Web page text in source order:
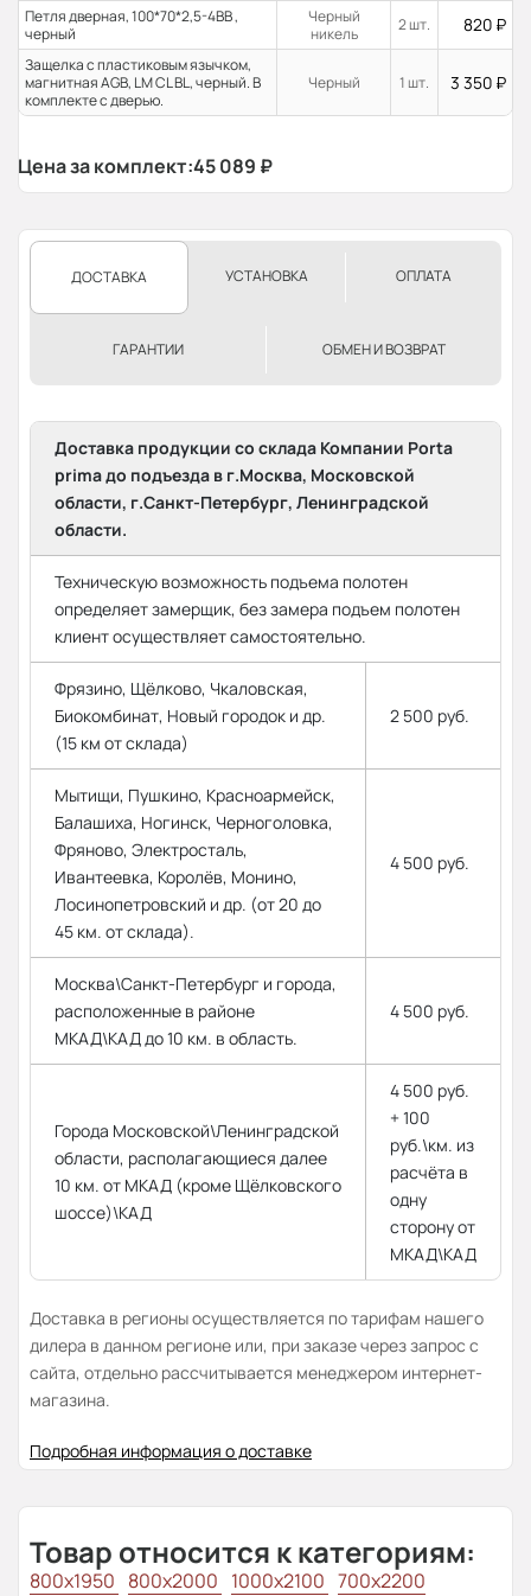
Петля дверная, 100*70*2,5-4ВВ ,
черный
Черный
никель
2 шт. 820 ₽
Защелка с пластиковым язычком,
магнитная AGB, LM CL BL, черный. В
комплекте с дверью.
Черный 1 шт. 3 350 ₽
Цена за комплект:45 089 ₽
ДОСТАВКА УСТАНОВКА ОПЛАТА
ГАРАНТИИ ОБМЕН И ВОЗВРАТ
Доставка продукции со склада Компании Porta
prima до подъезда в г.Москва, Московской
области, г.Санкт-Петербург, Ленинградской
области.
Техническую возможность подъема полотен
определяет замерщик, без замера подъем полотен
клиент осуществляет самостоятельно.
Фрязино, Щёлково, Чкаловская,
Биокомбинат, Новый городок и др.
(15 км от склада)
2 500 руб.
Мытищи, Пушкино, Красноармейск,
Балашиха, Ногинск, Черноголовка,
Фряново, Электросталь,
Ивантеевка, Королёв, Монино,
Лосинопетровский и др. (от 20 до
45 км. от склада).
4 500 руб.
Москва\Санкт-Петербург и города,
расположенные в районе
МКАД\КАД до 10 км. в область.
4 500 руб.
Города Московской\Ленинградской
области, располагающиеся далее
10 км. от МКАД (кроме Щёлковского
шоссе)\КАД
4 500 руб.
+ 100
руб.\км. из
расчёта в
одну
сторону от
МКАД\КАД
Доставка в регионы осуществляется по тарифам нашего
дилера в данном регионе или, при заказе через запрос с
сайта, отдельно рассчитывается менеджером интернет-
магазина.
Подробная информация о доставке
Товар относится к категориям:
800х1950 800x2000 1000x2100 700x2200